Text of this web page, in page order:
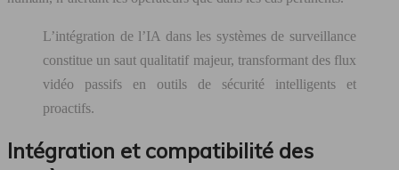
L’intégration de l’IA dans les systèmes de surveillance
constitue un saut qualitatif majeur, transformant des flux
vidéo passifs en outils de sécurité intelligents et
proactifs.
Intégration et compatibilité des